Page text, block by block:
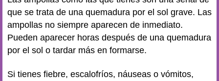
que se trata de una quemadura por el sol grave. Las
ampollas no siempre aparecen de inmediato.
Pueden aparecer horas después de una quemadura
por el sol o tardar más en formarse.
Si tienes fiebre, escalofríos, náuseas o vómitos,